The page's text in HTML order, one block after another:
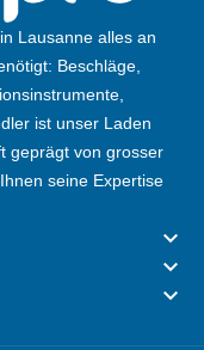
Lausanne alles an
Beschläge,
ist unser Laden
geprägt von grosser
seine Expertise
keyboard_arrow_down
keyboard_arrow_down
keyboard_arrow_down